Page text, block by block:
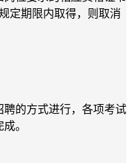
定期限内取得，则取消
的方式进行，各项考试
。